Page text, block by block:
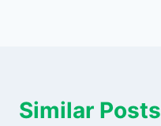
Similar Posts